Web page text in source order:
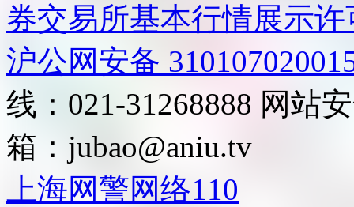
券交易所基本行情展示许
沪公网安备
线：021-31268888 网站
箱： jubao@aniu.tv
上海网警网络110